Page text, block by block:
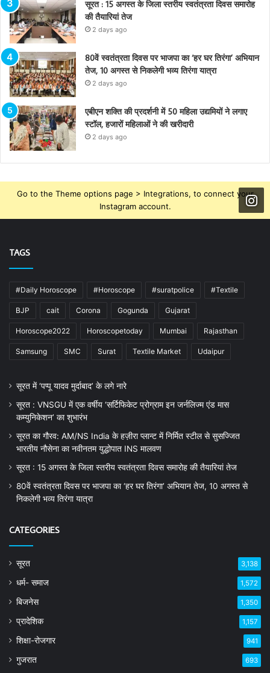
सूरत : 15 अगस्त के जिला स्तरीय स्वतंत्रता दिवस समारोह
की तैयारियां तेज
2 days ago
80वें स्वतंत्रता दिवस पर भाजपा का ‘हर घर तिरंगा’ अभियान
तेज, 10 अगस्त से निकलेगी भव्य तिरंगा यात्रा
2 days ago
एबीएन शक्ति की प्रदर्शनी में 50 महिला उद्यमियों ने लगाए
स्टॉल, हजारों महिलाओं ने की खरीदारी
2 days ago
Go to the Theme options page > Integrations, to connect your
Instagram account.
TAGS
#Daily Horoscope #Horoscope #suratpolice #Textile
BJP cait Corona Gogunda Gujarat
Horoscope2022 Horoscopetoday Mumbai Rajasthan
Samsung SMC Surat Textile Market Udaipur
सूरत में ‘पप्पू यादव मुर्दाबाद’ के लगे नारे
सूरत : VNSGU में एक वर्षीय ‘सर्टिफिकेट प्रोग्राम इन जर्नलिज्म एंड मास
कम्युनिकेशन’ का शुभारंभ
सूरत का गौरव: AM/NS India के हज़ीरा प्लान्ट में निर्मित स्टील से सुसज्जित
भारतीय नौसेना का नवीनतम युद्धोपात INS मालवण
सूरत : 15 अगस्त के जिला स्तरीय स्वतंत्रता दिवस समारोह की तैयारियां तेज
80वें स्वतंत्रता दिवस पर भाजपा का ‘हर घर तिरंगा’ अभियान तेज, 10 अगस्त से
निकलेगी भव्य तिरंगा यात्रा
CATEGORIES
सूरत 3,138
धर्म- समाज 1,572
बिजनेस 1,350
प्रादेशिक 1,157
शिक्षा-रोजगार 941
गुजरात 693